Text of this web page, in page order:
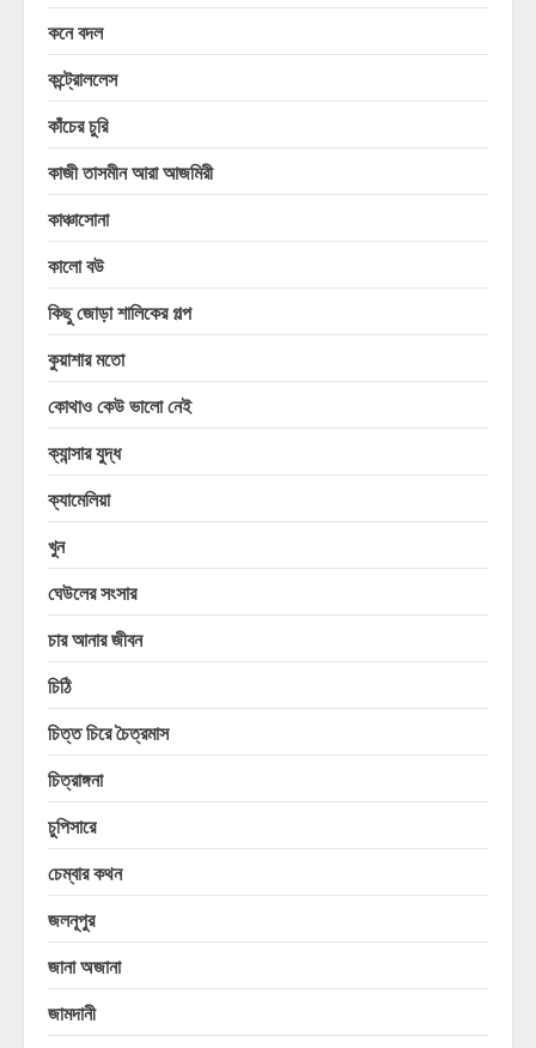
কনে বদল
কন্ট্রোললেস
কাঁচের চুরি
কাজী তাসমীন আরা আজমিরী
কাঞ্চাসোনা
কালো বউ
কিছু জোড়া শালিকের গল্প
কুয়াশার মতো
কোথাও কেউ ভালো নেই
ক্যান্সার যুদ্ধ
ক্যামেলিয়া
খুন
ঘেউলের সংসার
চার আনার জীবন
চিঠি
চিত্ত চিরে চৈত্রমাস
চিত্রাঙ্গনা
চুপিসারে
চেম্বার কথন
জলনূপুর
জানা অজানা
জামদানী